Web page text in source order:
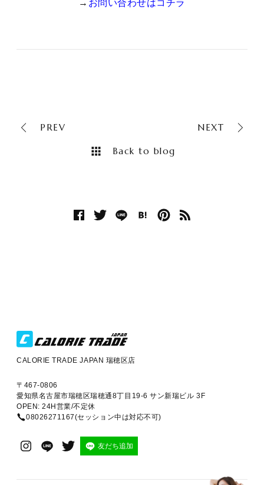
→ お問い合わせはコチラ
PREV NEXT
Back to blog
CALORIE TRADE JAPAN 瑞穂区店
〒467-0806
愛知県名古屋市瑞穂区瑞穂通8丁目19-6 サン新瑞ビル 3F
OPEN: 24H営業/不定休
08026271167(セッション中は対応不可)
友だち追加